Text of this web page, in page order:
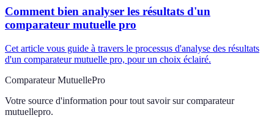
Comment bien analyser les résultats d'un
comparateur mutuelle pro
Cet article vous guide à travers le processus d'analyse des résultats
d'un comparateur mutuelle pro, pour un choix éclairé.
Comparateur MutuellePro
Votre source d'information pour tout savoir sur comparateur
mutuellepro.